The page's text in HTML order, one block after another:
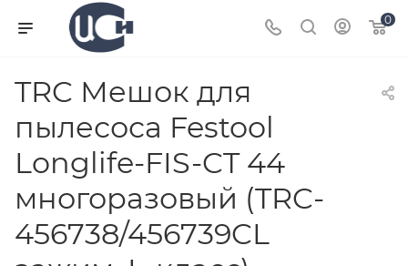
0
TRC Мешок для
пылесоса Festool
Longlife-FIS-CT 44
многоразовый (TRC-
456738/456739CL